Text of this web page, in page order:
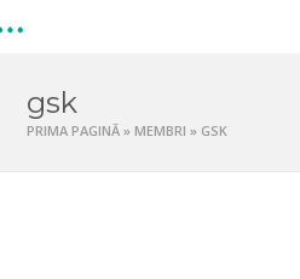
gsk
PRIMA PAGINĂ » MEMBRI » GSK